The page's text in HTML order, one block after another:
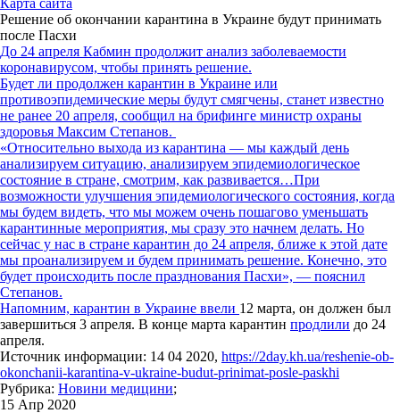
Карта сайта
Решение об окончании карантина в Украине будут принимать
после Пасхи
До 24 апреля Кабмин продолжит анализ заболеваемости
коронавирусом, чтобы принять решение.
Будет ли продолжен карантин в Украине или
противоэпидемические меры будут смягчены, станет известно
не ранее 20 апреля, сообщил на брифинге министр охраны
здоровья Максим Степанов.
«Относительно выхода из карантина — мы каждый день
анализируем ситуацию, анализируем эпидемиологическое
состояние в стране, смотрим, как развивается…При
возможности улучшения эпидемиологического состояния, когда
мы будем видеть, что мы можем очень пошагово уменьшать
карантинные мероприятия, мы сразу это начнем делать. Но
сейчас у нас в стране карантин до 24 апреля, ближе к этой дате
мы проанализируем и будем принимать решение. Конечно, это
будет происходить после празднования Пасхи», — пояснил
Степанов.
Напомним, карантин в Украине ввели 12 марта, он должен был
завершиться 3 апреля. В конце марта карантин продлили до 24
апреля.
Источник информации: 14 04 2020, https://2day.kh.ua/reshenie-ob-
okonchanii-karantina-v-ukraine-budut-prinimat-posle-paskhi
Рубрика: Новини медицини;
15 Апр 2020